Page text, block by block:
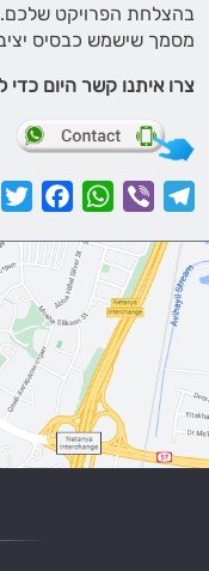
בהצלחת הפרויקט שלכם.
מסמך שישמש כבסיס
צרו איתנו קשר היום
Telegram
Viber
WhatsApp